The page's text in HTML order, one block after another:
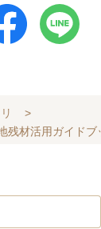
>
残材活用ガイドブ